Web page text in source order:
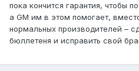
пока кончится гарантия, чтобы
а GM им в этом помогает,
нормальных производителей –
бюллетеня и исправить свой